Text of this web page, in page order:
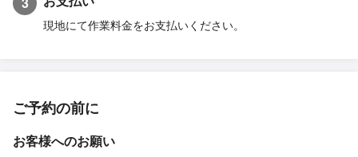
現地にて作業料金をお支払いください。
ご予約の前に
お客様へのお願い